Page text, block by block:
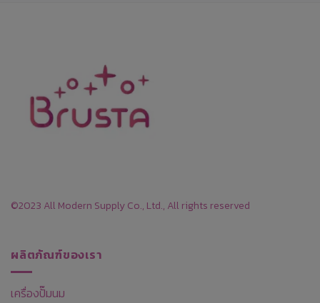
©2023 All Modern Supply Co., Ltd., All rights reserved
ผลิตภัณฑ์ของเรา
เครื่องปั๊มนม